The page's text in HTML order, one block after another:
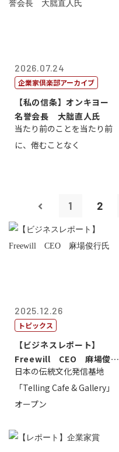
2026.07.24
企業家倶楽部アーカイブ
【私の信条】オンキヨー
名誉会長 大朏直人氏
当たり前のことを当たり前
に、倦むことなく
1 2
2025.12.26
トピックス
【ビジネスレポート】
Freewill CEO 麻場俊行
氏
日本の伝統文化発信基地
「Telling Cafe & Gallery」
オープン